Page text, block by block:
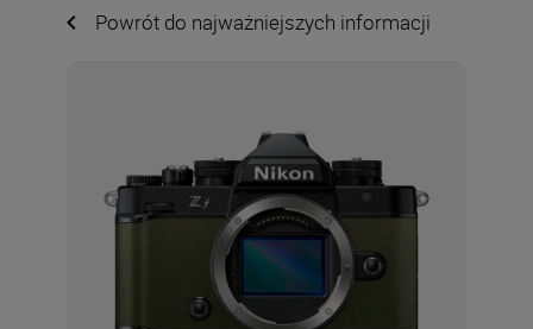
Powrót do najważniejszych informacji